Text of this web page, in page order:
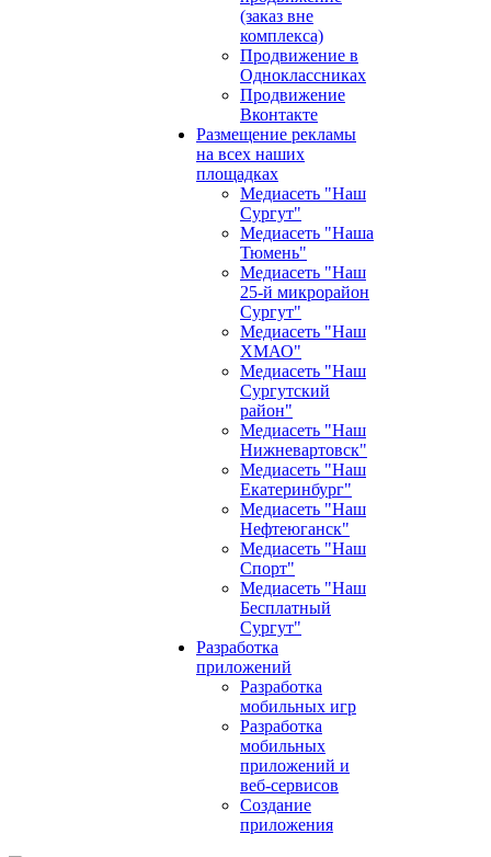
(заказ вне
комплекса)
Продвижение в
Одноклассниках
Продвижение
Вконтакте
Размещение рекламы
на всех наших
площадках
Медиасеть "Наш
Сургут"
Медиасеть "Наша
Тюмень"
Медиасеть "Наш
25-й микрорайон
Сургут"
Медиасеть "Наш
ХМАО"
Медиасеть "Наш
Сургутский
район"
Медиасеть "Наш
Нижневартовск"
Медиасеть "Наш
Екатеринбург"
Медиасеть "Наш
Нефтеюганск"
Медиасеть "Наш
Спорт"
Медиасеть "Наш
Бесплатный
Сургут"
Разработка
приложений
Разработка
мобильных игр
Разработка
мобильных
приложений и
веб-сервисов
Создание
приложения